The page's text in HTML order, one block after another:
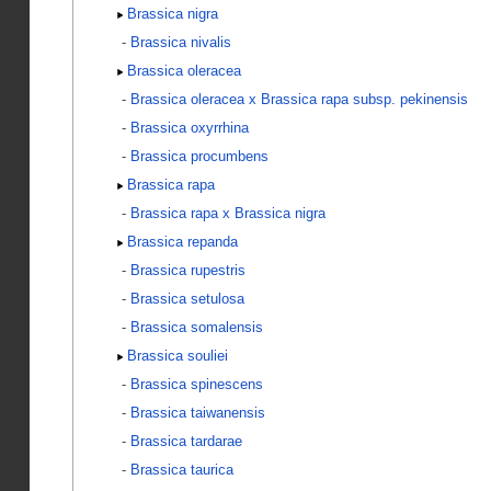
Brassica nigra
- Brassica nivalis
Brassica oleracea
- Brassica oleracea x Brassica rapa subsp. pekinensis
- Brassica oxyrrhina
- Brassica procumbens
Brassica rapa
- Brassica rapa x Brassica nigra
Brassica repanda
- Brassica rupestris
- Brassica setulosa
- Brassica somalensis
Brassica souliei
- Brassica spinescens
- Brassica taiwanensis
- Brassica tardarae
- Brassica taurica